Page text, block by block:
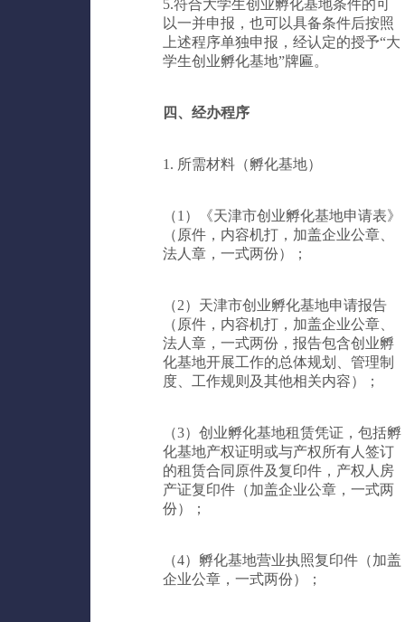
5.符合大学生创业孵化基地条件的可
以一并申报，也可以具备条件后按照
上述程序单独申报，经认定的授予“大
学生创业孵化基地”牌匾。
四、经办程序
1. 所需材料（孵化基地）
（1）《天津市创业孵化基地申请表》
（原件，内容机打，加盖企业公章、
法人章，一式两份）；
（2）天津市创业孵化基地申请报告
（原件，内容机打，加盖企业公章、
法人章，一式两份，报告包含创业孵
化基地开展工作的总体规划、管理制
度、工作规则及其他相关内容）；
（3）创业孵化基地租赁凭证，包括孵
化基地产权证明或与产权所有人签订
的租赁合同原件及复印件，产权人房
产证复印件（加盖企业公章，一式两
份）；
（4）孵化基地营业执照复印件（加盖
企业公章，一式两份）；